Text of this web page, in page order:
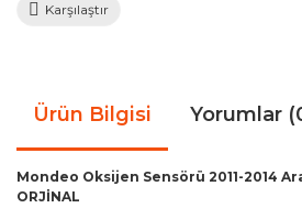
Karşılaştır
Ürün Bilgisi Yorumlar
Mondeo Oksijen Sensörü 2011-2014
ORJİNAL